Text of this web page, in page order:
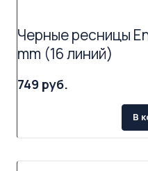
Черные ресницы
mm (16 линий)
749 руб.
В